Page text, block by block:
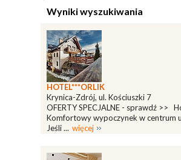
Wyniki wyszukiwania
HOTEL***ORLIK
Krynica-Zdrój, ul. Kościuszki 7
OFERTY SPECJALNE - sprawdź >>
Komfortowy wypoczynek w centrum
Jeśli ... więcej